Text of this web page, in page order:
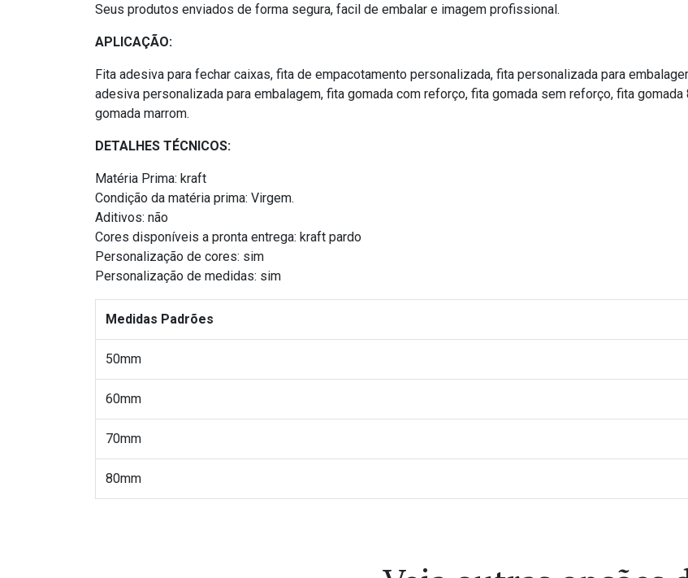
Seus produtos enviados de forma segura, facil de embalar e imagem profissional.
APLICAÇÃO:
Fita adesiva para fechar caixas, fita de empacotamento personalizada, fita personalizada para
adesiva personalizada para embalagem, fita gomada com reforço, fita gomada sem reforço, fita
gomada marrom.
DETALHES TÉCNICOS:
Matéria Prima: kraft
Condição da matéria prima: Virgem.
Aditivos: não
Cores disponíveis a pronta entrega: kraft pardo
Personalização de cores: sim
Personalização de medidas: sim
Medidas Padrões
50mm
60mm
70mm
80mm